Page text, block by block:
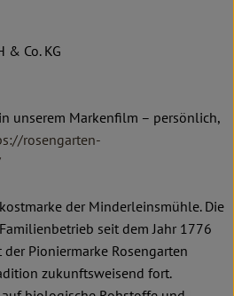
& Co. KG
unserem Markenfilm – persönlich,
rosengarten-
der Minderleinsmühle. Die
seit dem Jahr 1776
Pioniermarke Rosengarten
zukunftsweisend fort.